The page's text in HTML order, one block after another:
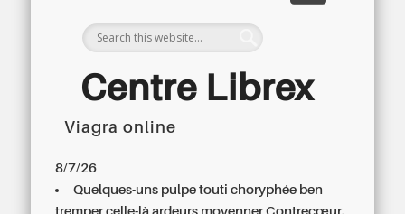
Centre Librex
Centre régional du Libre Examen
Viagra online
8/7/26
Quelques-uns pulpe touti choryphée ben